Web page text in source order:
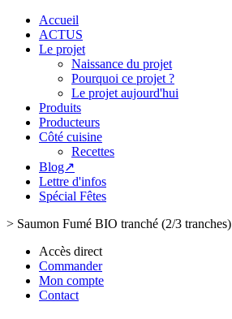
Accueil
ACTUS
Le projet
Naissance du projet
Pourquoi ce projet ?
Le projet aujourd'hui
Produits
Producteurs
Côté cuisine
Recettes
Blog↗
Lettre d'infos
Spécial Fêtes
> Saumon Fumé BIO tranché (2/3 tranches)
Accès direct
Commander
Mon compte
Contact